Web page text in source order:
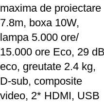
maxima de proiectare
7.8m, boxa 10W,
lampa 5.000 ore/
15.000 ore Eco, 29 dB
eco, greutate 2.4 kg,
D-sub, composite
video, 2* HDMI, USB